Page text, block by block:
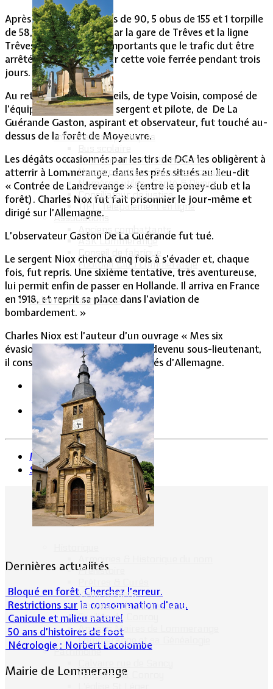
Informations pratiques
Environnement / Déchetterie
Numéros utiles - Services sociaux
Numéros utiles -Santé & Divers
Conciliateur de justice
TIPI : Télépaiement en ligne
Associations
Anciens combattants
ASK Lommerange
Conseil de fabrique
Football Club Lommerange
Culture & Patrimoine
Armoiries & Historique du nom
Préhistoire
Vieux métiers
Termes & dénominations
Fusillés du Conroy
Anciens Maires de Lommerange
Lommerange et sa Généalogie
Patrimoine
Fontaine du Conroy
Après avoir lancé 91 obus de 90, 5 obus de 155 et 1 torpille
de 58, les dégâts subis par la gare de Trêves et la ligne
Trêves-Metz furent si importants que le trafic dut être
arrêté complétement sur cette voie ferrée pendant trois
jours.
Au retour, un des appareils, de type Voisin, composé de
l’équipage Niox Charles, sergent et pilote, de De La
Guérande Gaston, aspirant et observateur, fut touché au-
dessus de la forêt de Moyeuvre.
Les dégâts occasionnés par les tirs de DCA les obligèrent à
atterrir à Lommerange, dans les prés situés au lieu-dit
« Contrée de Landrevange » (entre le poney-club et la
forêt). Charles Nox fut fait prisonnier le jour-même et
dirigé sur l’Allemagne.
L’observateur Gaston De La Guérande fut tué.
Le sergent Niox chercha cinq fois à s’évader et, chaque
fois, fut repris. Une sixième tentative, très aventureuse,
lui permit enfin de passer en Hollande. Il arriva en France
en 1918, et reprit sa place dans l’aviation de
bombardement. »
Charles Niox est l’auteur d’un ouvrage « Mes six
évasions » paru en 1919. En 1918, devenu sous-lieutenant,
il constitua une amicale des évadés d’Allemagne.
Précédent
Suivant
Dernières actualités
Bloqué en forêt. Cherchez l’erreur.
Restrictions sur la consommation d'eau.
Canicule et milieu naturel
50 ans d’histoires de foot
Nécrologie : Norbert Lacolombe
Mairie de Lommerange